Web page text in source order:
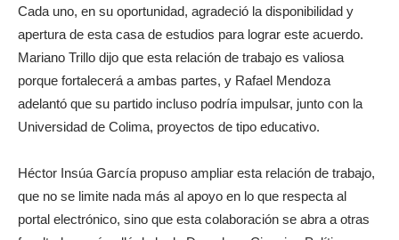
Cada uno, en su oportunidad, agradeció la disponibilidad y
apertura de esta casa de estudios para lograr este acuerdo.
Mariano Trillo dijo que esta relación de trabajo es valiosa
porque fortalecerá a ambas partes, y Rafael Mendoza
adelantó que su partido incluso podría impulsar, junto con la
Universidad de Colima, proyectos de tipo educativo.
Héctor Insúa García propuso ampliar esta relación de trabajo,
que no se limite nada más al apoyo en lo que respecta al
portal electrónico, sino que esta colaboración se abra a otras